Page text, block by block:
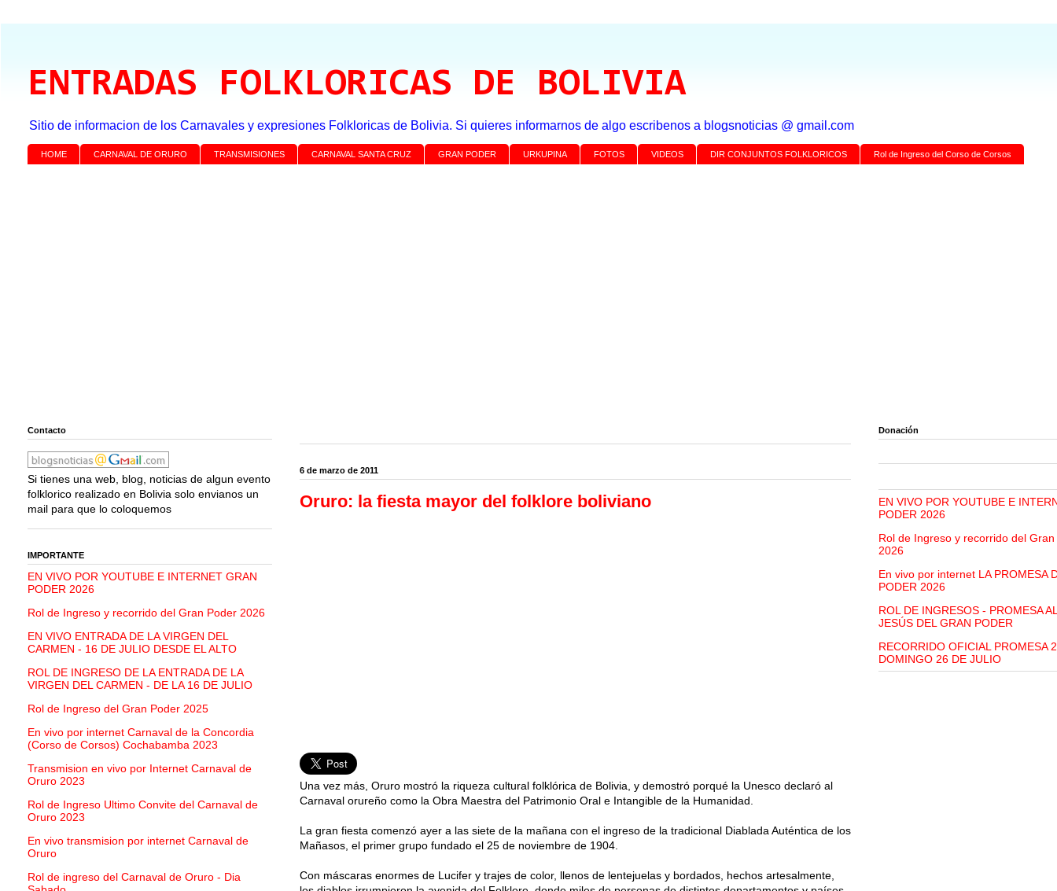
ENTRADAS FOLKLORICAS DE BOLIVIA
Sitio de informacion de los Carnavales y expresiones Folkloricas de Bolivia. Si quieres informarnos de algo escribenos a blogsnoticias @ gmail.com
HOME CARNAVAL DE ORURO TRANSMISIONES CARNAVAL SANTA CRUZ GRAN PODER URKUPINA FOTOS VIDEOS DIR CONJUNTOS FOLKLORICOS Rol de Ingreso del Corso de Corsos
6 de marzo de 2011
Oruro: la fiesta mayor del folklore boliviano
Una vez más, Oruro mostró la riqueza cultural folklórica de Bolivia, y demostró porqué la Unesco declaró al
Carnaval orureño como la Obra Maestra del Patrimonio Oral e Intangible de la Humanidad.
La gran fiesta comenzó ayer a las siete de la mañana con el ingreso de la tradicional Diablada Auténtica de los
Mañasos, el primer grupo fundado el 25 de noviembre de 1904.
Con máscaras enormes de Lucifer y trajes de color, llenos de lentejuelas y bordados, hechos artesalmente,
Contacto
Si tienes una web, blog, noticias de algun evento
folklorico realizado en Bolivia solo envianos un
mail para que lo coloquemos
IMPORTANTE
EN VIVO POR YOUTUBE E INTERNET GRAN
PODER 2026
Rol de Ingreso y recorrido del Gran Poder 2026
EN VIVO ENTRADA DE LA VIRGEN DEL
CARMEN - 16 DE JULIO DESDE EL ALTO
ROL DE INGRESO DE LA ENTRADA DE LA
VIRGEN DEL CARMEN - DE LA 16 DE JULIO
Rol de Ingreso del Gran Poder 2025
En vivo por internet Carnaval de la Concordia
(Corso de Corsos) Cochabamba 2023
Transmision en vivo por Internet Carnaval de
Oruro 2023
Rol de Ingreso Ultimo Convite del Carnaval de
Oruro 2023
En vivo transmision por internet Carnaval de
Oruro
Rol de ingreso del Carnaval de Oruro - Dia
Donación
EN VIVO POR YOUTUBE E
PODER 2026
Rol de Ingreso y recorrido del
2026
En vivo por internet LA PROMESA
PODER 2026
ROL DE INGRESOS - PROMESA
JESÚS DEL GRAN PODER
RECORRIDO OFICIAL PROMESA
DOMINGO 26 DE JULIO